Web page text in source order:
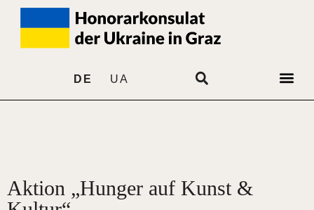
DE UA
Aktion „Hunger auf Kunst &